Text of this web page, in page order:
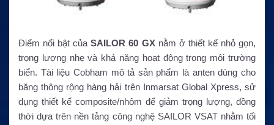
Điểm nổi bật củaSAILOR 60 GXnằm ở thiết kế nhỏ gọn,
trọng lượng nhẹ và khả năng hoạt động trong môi trường
biển. Tài liệu Cobham mô tả sản phẩm là anten dùng cho
băng thông rộng hàng hải trên Inmarsat Global Xpress, sử
dụng thiết kế composite/nhôm để giảm trọng lượng, đồng
thời dựa trên nền tảng công nghệ SAILOR VSAT nhằm tối